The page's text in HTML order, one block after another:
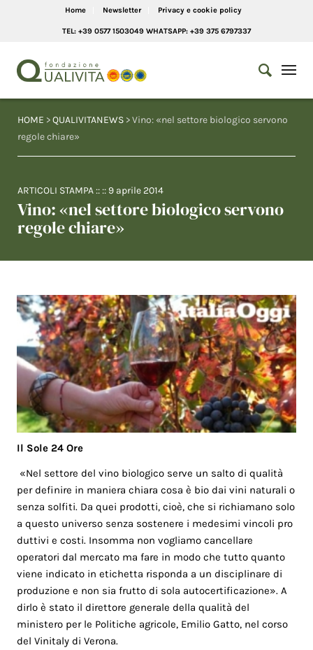
Home Newsletter Privacy e cookie policy
TEL: +39 0577 1503049 WHATSAPP: +39 375 6797337
HOME >QUALIVITANEWS > Vino: «nel settore biologico servono
regole chiare»
ARTICOLI STAMPA :: :: 9 aprile 2014
Vino: «nel settore biologico servono
regole chiare»
Il Sole 24 Ore
«Nel settore del vino biologico serve un salto di qualità
per definire in maniera chiara cosa è bio dai vini naturali o
senza solfiti. Da quei prodotti, cioè, che si richiamano solo
a questo universo senza sostenere i medesimi vincoli pro
duttivi e costi. Insomma non vogliamo cancellare
operatori dal mercato ma fare in modo che tutto quanto
viene indicato in etichetta risponda a un disciplinare di
produzione e non sia frutto di sola autocertificazione». A
dirlo è stato il direttore generale della qualità del
ministero per le Politiche agricole, Emilio Gatto, nel corso
del Vinitaly di Verona.